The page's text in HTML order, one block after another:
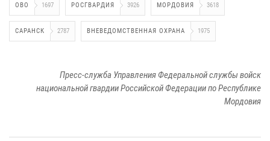
ОВО 1697 РОСГВАРДИЯ 3926 МОРДОВИЯ 3618
САРАНСК 2787 ВНЕВЕДОМСТВЕННАЯ ОХРАНА 1975
Пресс-служба Управления Федеральной службы войск
национальной гвардии Российской Федерации по Республике
Мордовия